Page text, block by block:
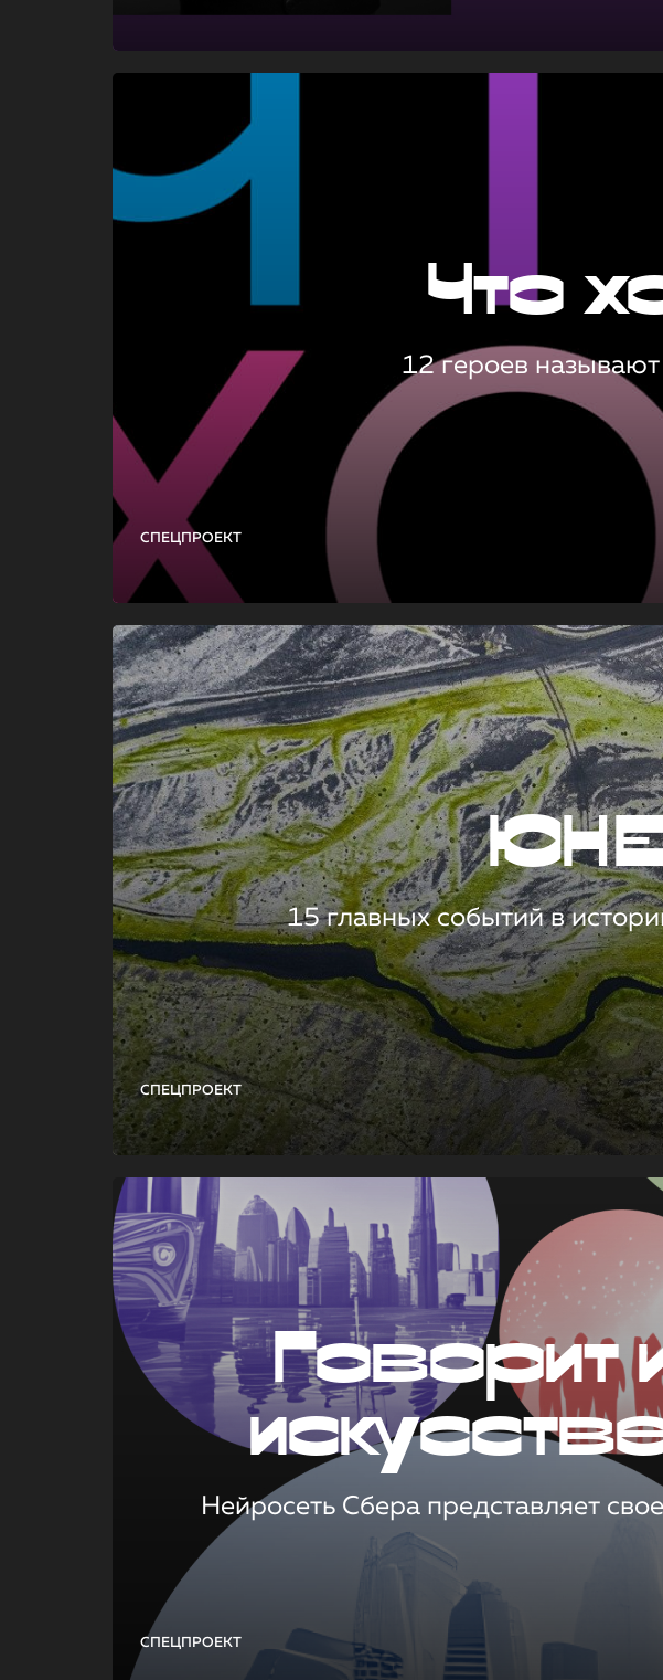
СПЕЦПРОЕКТ
Что
12 героев
СПЕЦПРОЕКТ
15 главных событий в
СПЕЦПРОЕКТ
Говорит
Нейросеть Сбера представляет